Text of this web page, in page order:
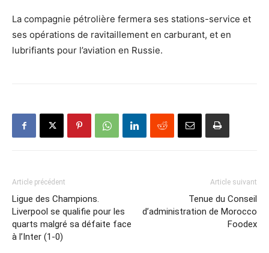
La compagnie pétrolière fermera ses stations-service et
ses opérations de ravitaillement en carburant, et en
lubrifiants pour l’aviation en Russie.
Article précédent
Ligue des Champions.
Liverpool se qualifie pour les
quarts malgré sa défaite face
à l’Inter (1-0)
Article suivant
Tenue du Conseil
d’administration de Morocco
Foodex